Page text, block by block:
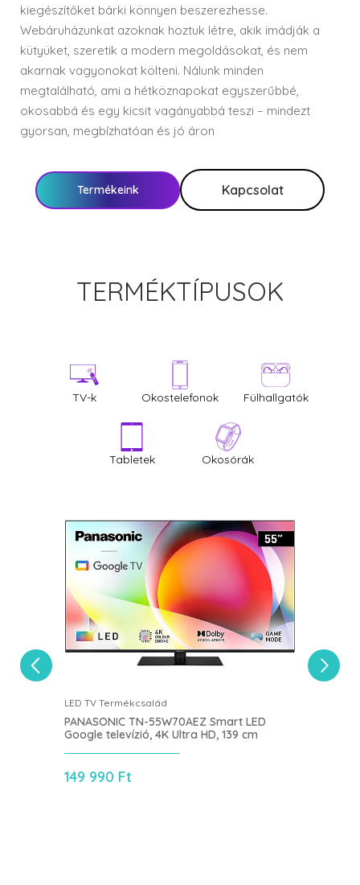
kiegészítőket bárki könnyen beszerezhesse.
Webáruházunkat azoknak hoztuk létre, akik imádják a
kütyüket, szeretik a modern megoldásokat, és nem
akarnak vagyonokat költeni. Nálunk minden
megtalálható, ami a hétköznapokat egyszerűbbé,
okosabbá és egy kicsit vagányabbá teszi – mindezt
gyorsan, megbízhatóan és jó áron
Termékeink Kapcsolat
TERMÉKTÍPUSOK
TV-k Okostelefonok Fülhallgatók
Tabletek Okosórák
LED TV Termékcsalád
PANASONIC TN-55W70AEZ Smart LED
Google televízió, 4K Ultra HD, 139 cm
149 990 Ft